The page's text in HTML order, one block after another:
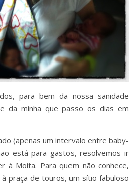
para bem da nossa sanidade
da minha que passo os dias em
(apenas um intervalo entre baby-
está para gastos, resolvemos ir
à Moita. Para quem não conhece,
praça de touros, um sítio fabuloso